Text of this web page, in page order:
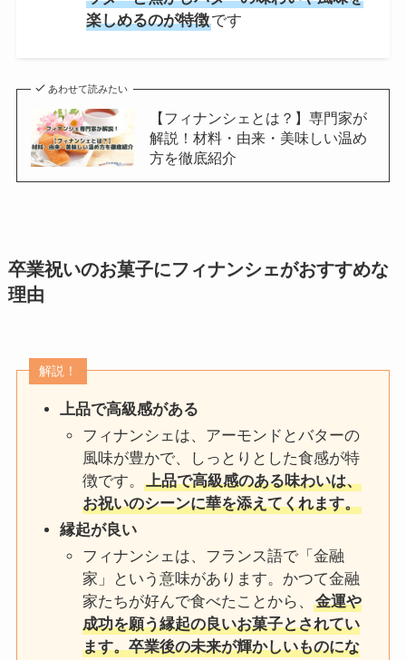
楽しめるのが特徴です
あわせて読みたい
【フィナンシェとは？】専門家が
解説！材料・由来・美味しい温め
方を徹底紹介
卒業祝いのお菓子にフィナンシェがおすすめな
理由
解説！
上品で高級感がある
フィナンシェは、アーモンドとバターの
風味が豊かで、しっとりとした食感が特
徴です。上品で高級感のある味わいは、
お祝いのシーンに華を添えてくれます。
縁起が良い
フィナンシェは、フランス語で「金融
家」という意味があります。かつて金融
家たちが好んで食べたことから、金運や
成功を願う縁起の良いお菓子とされてい
ます。卒業後の未来が輝かしいものにな